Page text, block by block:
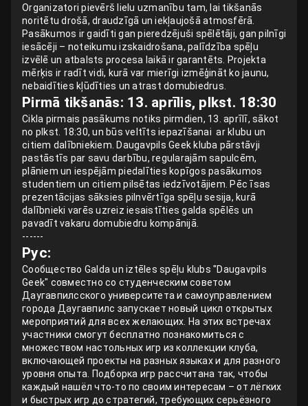
Organizatori pievērš lielu uzmanību tam, lai tikšanās
noritētu drošā, draudzīgā un iekļaujošā atmosfērā.
Pasākumos ir gaidīti gan pieredzējuši spēlētāji, gan pilnīgi
iesācēji – noteikumu izskaidrošana, palīdzība spēļu
izvēlē un atbalsts procesa laikā ir garantēts. Projekta
mērķis ir radīt vidi, kurā var mierīgi izmēģināt ko jaunu,
nebaidīties kļūdīties un atrast domubiedrus.
Pirmā tikšanās: 13. aprīlis, plkst. 18:30
Cikla pirmais pasākums notiks pirmdien, 13. aprīlī, sākot
no plkst. 18:30, un būs veltīts iepazīšanai ar klubu un
citiem dalībniekiem. Daugavpils Geek kluba pārstāvji
pastāstīs par savu darbību, regularajām sapulcēm,
plāniem un iespējām piedalīties kopīgos pasākumos
studentiem un citiem pilsētas iedzīvotājiem. Pēc īsas
prezentācijas sāksies pilnvērtīga spēļu sesija, kurā
dalībnieki varēs uzreiz iesaistīties galda spēlēs un
pavadīt vakaru domubiedru kompānijā.
------
Рус:
Сообщество Galda un iztēles spēļu klubs "Daugavpils
Geek" совместно со студенческим советом
Даугавпилсского университета и самоуправлением
города Даугавпилс запускает новый цикл открытых
мероприятий для всех желающих. На этих встречах
участники смогут бесплатно познакомиться с
множеством настольных игр из коллекции клуба,
включающей проекты на разных языках и для разного
уровня опыта. Подборка игр рассчитана так, чтобы
каждый нашёл что‑то по своим интересам – от лёгких
и быстрых игр до стратегий, требующих серьёзного